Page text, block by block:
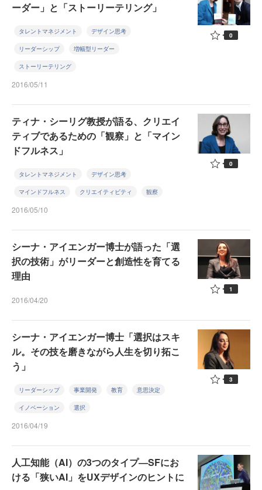
ーダー」と「ストーリーテリング」
タレントマネジメント デザイン思考
リーダーシップ 増幅型リーダー
ストーリーテリング
2016/05/11
0
ティナ・シーリグ教授が語る、クリエイ
ティブであるための「観察」と「マイン
ドフルネス」
タレントマネジメント デザイン思考
マインドフルネス クリエイティビティ 観察
2016/05/10
0
シーナ・アイエンガー博士が語った「選
択の技術」がリーダーと創造性を育てる
理由
2016/04/20
1
シーナ・アイエンガー博士「選択はスキ
ル。その技を磨きながら人生を切り拓こ
う」
リーダーシップ 事業開発 教育 意思決定
イノベーション 選択
2016/04/19
3
人工知能（AI）の3つのタイプ―SFにお
ける「狭いAI」をUXデザインのヒントに